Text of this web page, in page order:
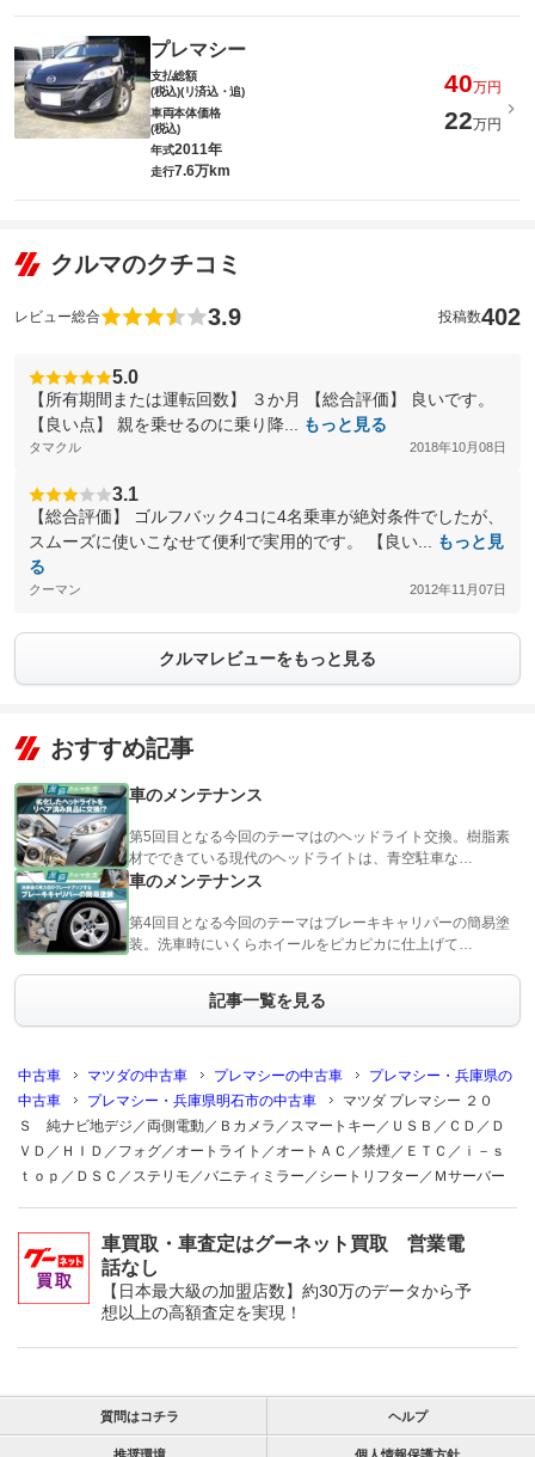
プレマシー
支払総額
(税込)(リ済込・追)
40万円
車両本体価格
(税込)
22万円
年式2011年
走行7.6万km
クルマのクチコミ
レビュー総合 3.9 投稿数402
5.0
【所有期間または運転回数】 ３か月 【総合評価】 良いです。
【良い点】 親を乗せるのに乗り降...
もっと見る
タマクル 2018年10月08日
3.1
【総合評価】 ゴルフバック4コに4名乗車が絶対条件でしたが、
スムーズに使いこなせて便利で実用的です。 【良い...
もっと見
る
クーマン 2012年11月07日
クルマレビューをもっと見る
おすすめ記事
車のメンテナンス
第5回目となる今回のテーマはのヘッドライト交換。樹脂素
材でできている現代のヘッドライトは、青空駐車な…
車のメンテナンス
第4回目となる今回のテーマはブレーキキャリパーの簡易塗
装。洗車時にいくらホイールをピカピカに仕上げて…
記事一覧を見る
中古車 マツダの中古車 プレマシーの中古車
プレマシー・兵庫県の
中古車
プレマシー・兵庫県明石市の中古車
マツダ プレマシー ２０
Ｓ 純ナビ地デジ／両側電動／Ｂカメラ／スマートキー／ＵＳＢ／ＣＤ／Ｄ
ＶＤ／ＨＩＤ／フォグ／オートライト／オートＡＣ／禁煙／ＥＴＣ／ｉ－ｓ
ｔｏｐ／ＤＳＣ／ステリモ／バニティミラー／シートリフター／Ｍサーバー
車買取・車査定はグーネット買取 営業電
話なし
【日本最大級の加盟店数】約30万のデータから予
想以上の高額査定を実現！
質問はコチラ ヘルプ